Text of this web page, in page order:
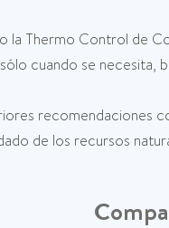
la Thermo Control de
cuando se necesita,
recomendaciones
de los recursos